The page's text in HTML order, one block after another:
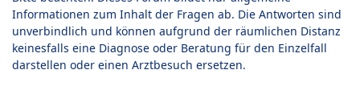
Informationen zum Inhalt der Fragen ab. Die Antworten sind
unverbindlich und können aufgrund der räumlichen Distanz
keinesfalls eine Diagnose oder Beratung für den Einzelfall
darstellen oder einen Arztbesuch ersetzen.